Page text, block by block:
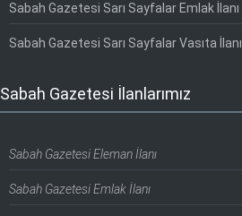
Sabah Gazetesi Sarı Sayfalar Emlak İlanı
Sabah Gazetesi Sarı Sayfalar Vasıta İlanı
Sabah Gazetesi İlanlarımız
Sabah Gazetesi Eleman İlanı
Sabah Gazetesi Emlak İlanı